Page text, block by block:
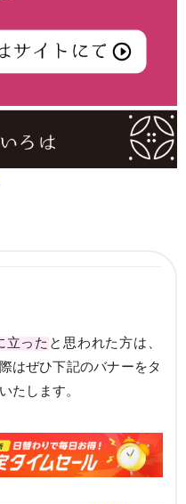
立った と思われた方は、
はぜひ下記のバナーをタ
たします。